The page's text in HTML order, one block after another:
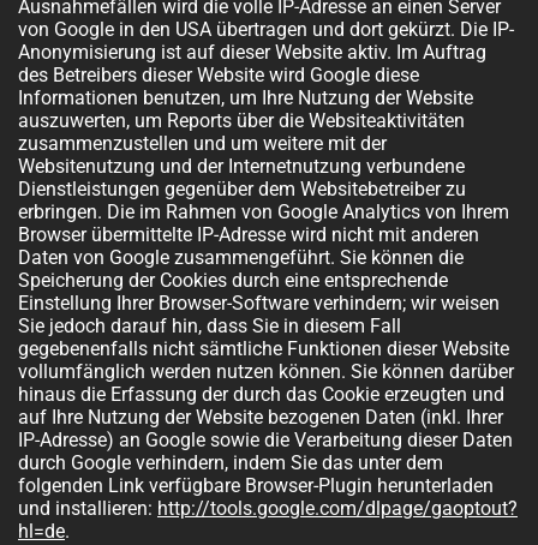
Ausnahmefällen wird die volle IP-Adresse an einen Server
von Google in den USA übertragen und dort gekürzt. Die IP-
Anonymisierung ist auf dieser Website aktiv. Im Auftrag
des Betreibers dieser Website wird Google diese
Informationen benutzen, um Ihre Nutzung der Website
auszuwerten, um Reports über die Websiteaktivitäten
zusammenzustellen und um weitere mit der
Websitenutzung und der Internetnutzung verbundene
Dienstleistungen gegenüber dem Websitebetreiber zu
erbringen. Die im Rahmen von Google Analytics von Ihrem
Browser übermittelte IP-Adresse wird nicht mit anderen
Daten von Google zusammengeführt. Sie können die
Speicherung der Cookies durch eine entsprechende
Einstellung Ihrer Browser-Software verhindern; wir weisen
Sie jedoch darauf hin, dass Sie in diesem Fall
gegebenenfalls nicht sämtliche Funktionen dieser Website
vollumfänglich werden nutzen können. Sie können darüber
hinaus die Erfassung der durch das Cookie erzeugten und
auf Ihre Nutzung der Website bezogenen Daten (inkl. Ihrer
IP-Adresse) an Google sowie die Verarbeitung dieser Daten
durch Google verhindern, indem Sie das unter dem
folgenden Link verfügbare Browser-Plugin herunterladen
und installieren: http://tools.google.com/dlpage/gaoptout?
hl=de.